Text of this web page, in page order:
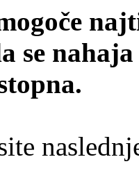
se